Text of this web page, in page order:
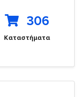
306
Καταστήματα